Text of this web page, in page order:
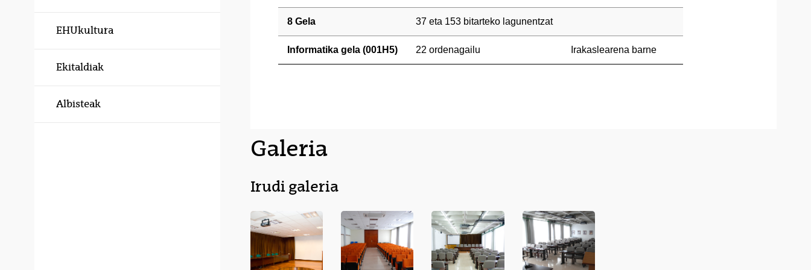
EHUkultura
Ekitaldiak
Albisteak
8 Gela 37 eta 153 bitarteko lagunentzat
Informatika gela (001H5) 22 ordenagailu Irakaslearena barne
Galeria
Irudi galeria